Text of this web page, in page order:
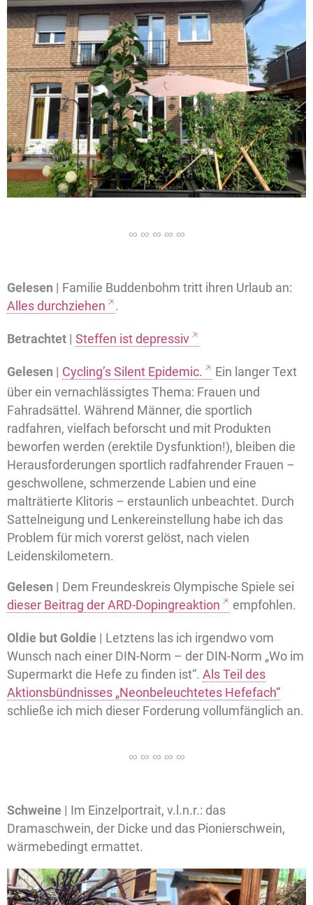
Gelesen | Familie Buddenbohm tritt ihren Urlaub an:
Alles durchziehen
.
Betrachtet | Steffen ist depressiv
Gelesen | Cycling’s Silent Epidemic.
Ein langer Text
über ein vernachlässigtes Thema: Frauen und
Fahradsättel. Während Männer, die sportlich
radfahren, vielfach beforscht und mit Produkten
beworfen werden (erektile Dysfunktion!), bleiben die
Herausforderungen sportlich radfahrender Frauen –
geschwollene, schmerzende Labien und eine
malträtierte Klitoris – erstaunlich unbeachtet. Durch
Sattelneigung und Lenkereinstellung habe ich das
Problem für mich vorerst gelöst, nach vielen
Leidenskilometern.
Gelesen | Dem Freundeskreis Olympische Spiele sei
dieser Beitrag der ARD-Dopingreaktion
empfohlen.
Oldie but Goldie | Letztens las ich irgendwo vom
Wunsch nach einer DIN-Norm – der DIN-Norm „Wo im
Supermarkt die Hefe zu finden ist“. Als Teil des
Aktionsbündnisses „Neonbeleuchtetes Hefefach“
schließe ich mich dieser Forderung vollumfänglich an.
Schweine | Im Einzelportrait, v.l.n.r.: das
Dramaschwein, der Dicke und das Pionierschwein,
wärmebedingt ermattet.